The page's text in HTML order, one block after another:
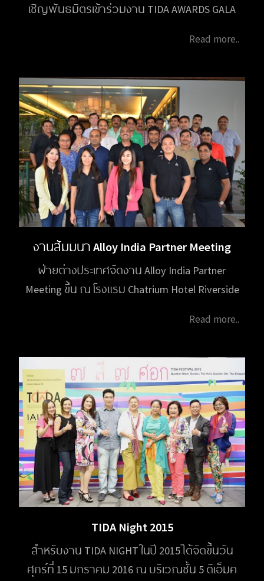
เชิญพันธมิตรเข้าร่วมงาน TIDA AWARDS GALA
ตุลาคม 2020 ณ โรงแรมปาร์ค ไฮแอท กรุงเทพ
Read more..
งานสัมมนา Alloy India Partner Meeting
ฝ่ายต่างประเทศจัดงาน Alloy India Partner
Meeting ขึ้น ณ โรงแรม Chatrium Hotel Riverside
Read more..
TIDA Night 2015
สำหรับงาน TIDA NIGHT ในปี 2015 ได้จัดขึ้นวัน
ศุกร์ที่ 15 มกราคม 2016 ณ บริเวณชั้น 5 ดิเอ็มค